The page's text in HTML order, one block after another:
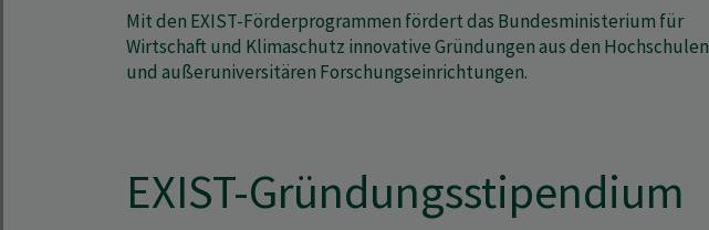
Mit den EXIST-Förderprogrammen fördert das Bundesministerium für
Wirtschaft und Klimaschutz innovative Gründungen aus den Hochschulen
und außeruniversitären Forschungseinrichtungen.
EXIST-Gründungsstipendium